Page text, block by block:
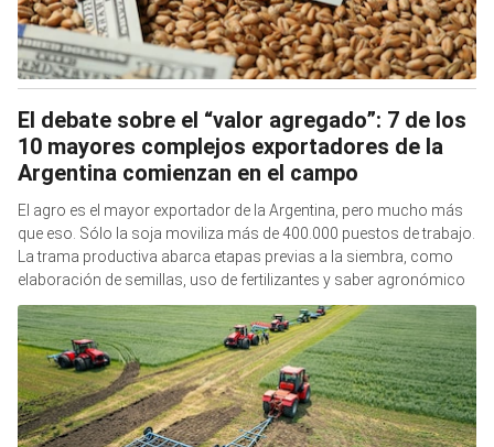
El debate sobre el “valor agregado”: 7 de los
10 mayores complejos exportadores de la
Argentina comienzan en el campo
El agro es el mayor exportador de la Argentina, pero mucho más
que eso. Sólo la soja moviliza más de 400.000 puestos de trabajo.
La trama productiva abarca etapas previas a la siembra, como
elaboración de semillas, uso de fertilizantes y saber agronómico